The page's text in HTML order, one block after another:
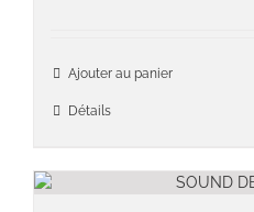
Ajouter au panier
Détails